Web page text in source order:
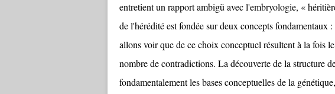
entretient un rapport ambigü avec l'embryologie, «
de l'hérédité est fondée sur deux concepts fondamentaux
allons voir que de ce choix conceptuel résultent à la fois
nombre de contradictions. La découverte de la structure
fondamentalement les bases conceptuelles de la